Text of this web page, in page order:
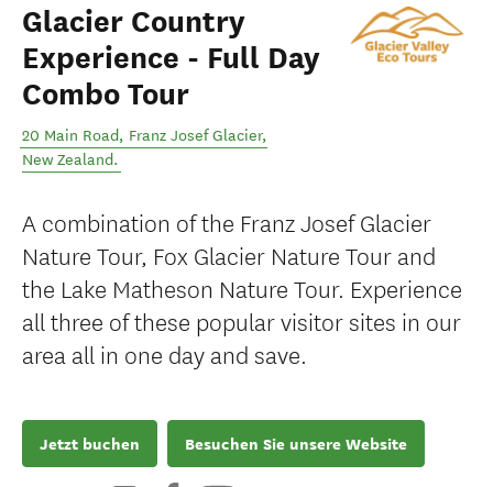
Glacier Country
Experience - Full Day
Combo Tour
20 Main Road, Franz Josef Glacier,
New Zealand.
A combination of the Franz Josef Glacier
Nature Tour, Fox Glacier Nature Tour and
the Lake Matheson Nature Tour. Experience
all three of these popular visitor sites in our
area all in one day and save.
Jetzt buchen Besuchen Sie unsere Website